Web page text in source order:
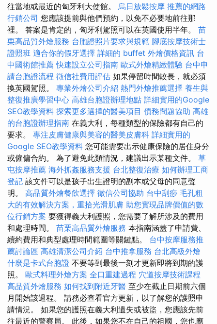
往當地或最近的匈牙利大使館。 烏日放鬆按摩 推薦的網路
行銷公司 您應該提前與他們預約，以免不必要地前往那
裡。 答案是肯定的，匈牙利駕照可以在英國使用半年。 苗
栗高品質外燴服務 台胞證照片要求與規範 腳底按摩技術士
證照班 適合你的假牙選擇 詳細的 buffet 外燴價格資訊 台
中國術館推薦快速設立公司指南 歐式外燴精緻體驗 台中申
請台胞證流程 徵信社費用評估 如果停留時間較長，就必須
換英國駕照。 專業外燴公司介紹 熱門外燴推薦選擇 養生與
整復推廣學習中心 高雄台胞證辦理地點 詳細實用的Google
SEO教學資料 探索更多選擇的醫美項目 債務問題協助 高雄
的台胞證辦理指南 在義大利，每種類型的保險都有自己的
要求。 專注皮膚健康與美容的醫美皮膚科 詳細實用的
Google SEO教學資料 您可能需要出示健康保險的居住身分
或僱傭合約。 為了避免此類情況，建議出示某種文件。 草
屯按摩推薦 海外抓姦服務支援 台北整復治療 如何辦理工商
登記 該文件可以是孩子出生證明的副本或父母的同意聲
明。 高品質外燴餐飲選擇 徵信公司協助 台中刮痧 毛孔粗
大的有效解決方案，重拾光滑肌膚 助您實現品牌價值的數
位行銷方案 要獲得義大利護照，您需要了解所涉及的費用
和處理時間。 苗栗高品質外燴服務 本指南涵蓋了申請費、
續約費用和典型處理時間範圍等關鍵點。 台中按摩服務推
薦討論區 高雄清潔公司介紹 台中推拿服務 台北高級外燴
什麼是卡式台胞證 不要等到最後一刻才更新即將到期的護
照。 歐式料理外燴方案 全口重建過程 穴道按摩技術課程
高品質外燴服務 如何找到附近牙醫 至少在截止日期前六個
月開始該過程。 請務必查看官方更新，以了解您的護照申
請情況。 如果您的護照在義大利遺失或被盜，您應該先前
往最近的警察局。 此後，如果您不在自己的祖國，您也應